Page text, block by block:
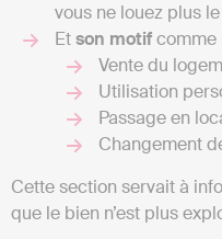
vous ne louez plus
Etson motifcomme
Vente du
Utilisation
Passage en
Changement
Cette section servait à
que le bien n’est plus